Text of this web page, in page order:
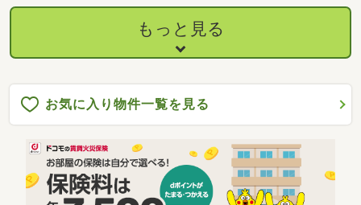
もっと見る
お気に入り物件一覧を見る